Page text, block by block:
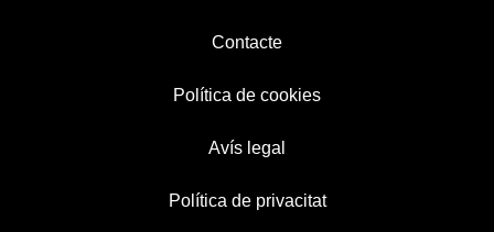
Contacte
Política de cookies
Avís legal
Política de privacitat